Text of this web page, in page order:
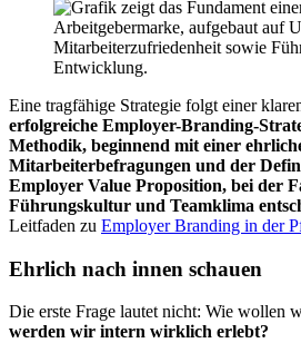
Eine tragfähige Strategie folgt einer
erfolgreiche Employer-Branding-
Methodik, beginnend mit einer
Mitarbeiterbefragungen und der
Employer Value Proposition, bei der
Führungskultur und Teamklima
Leitfaden zu Employer Branding in der
Ehrlich nach innen schauen
Die erste Frage lautet nicht: Wie wollen
werden wir intern wirklich erlebt?